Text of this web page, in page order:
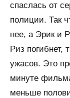
спаслась от
полиции. Так
нее, а Эрик и
Риз погибнет,
ужасов. Это
минуте
меньше